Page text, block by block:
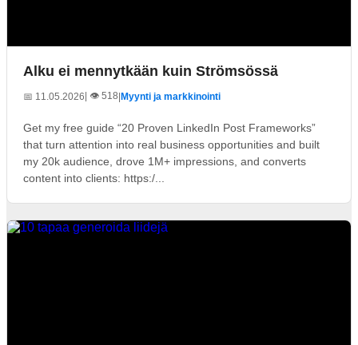
Alku ei mennytkään kuin Strömsössä
📅 11.05.2026| 👁️ 518 Myynti ja markkinointi
Get my free guide “20 Proven LinkedIn Post Frameworks”
that turn attention into real business opportunities and built
my 20k audience, drove 1M+ impressions, and converts
content into clients: https:/...